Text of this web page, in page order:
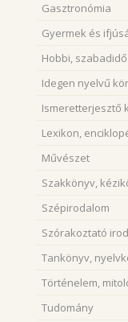
Gasztronómia
Gyermek és
Hobbi, szabadidő
Idegen nyelvű
Ismeretterjesztő
Lexikon,
Művészet
Szakkönyv,
Szépirodalom
Szórakoztató
Tankönyv,
Történelem,
Tudomány